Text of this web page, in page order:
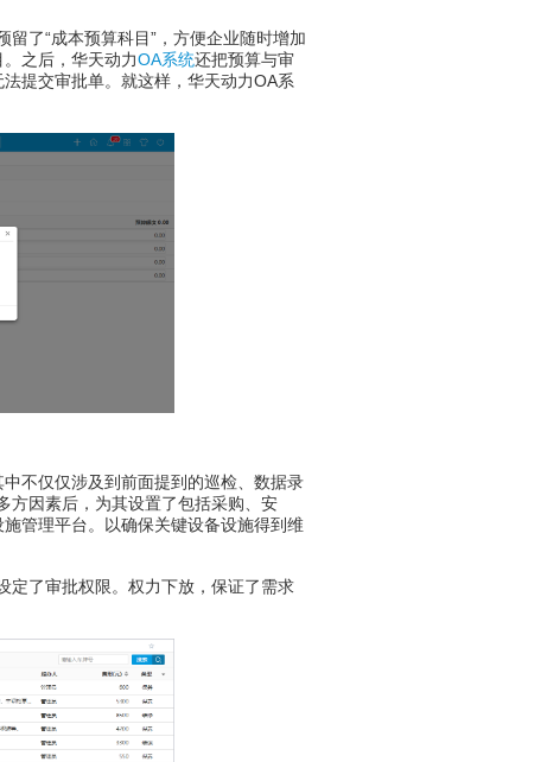
了“成本预算科目”，方便企业随时增加
之后，华天动力OA系统还把预算与审
提交审批单。就这样，华天动力OA系
不仅仅涉及到前面提到的巡检、数据录
方因素后，为其设置了包括采购、安
管理平台。以确保关键设备设施得到维
定了审批权限。权力下放，保证了需求